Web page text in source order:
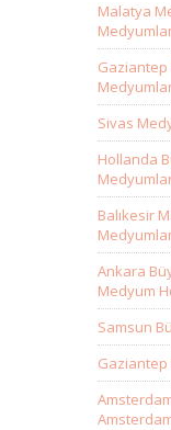
Malatya
Gaziantep
Sivas
Hollanda
Balıkesir
Ankara
Medyum
Samsun
Gaziantep